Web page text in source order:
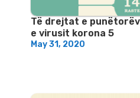
Të drejtat e
e virusit korona 5
May 31, 2020